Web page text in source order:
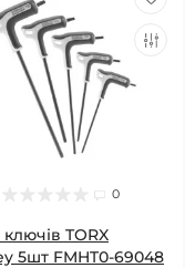
0
ключів TORX
5шт FMHT0-69048